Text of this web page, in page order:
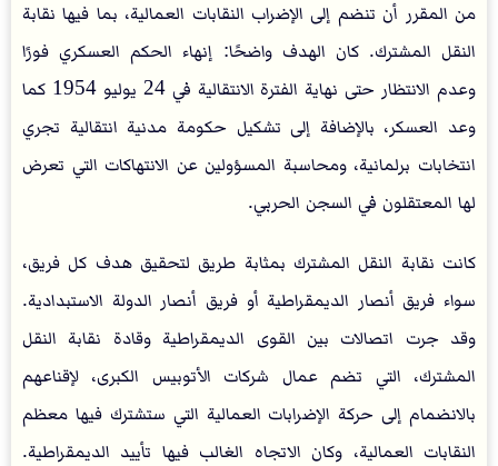
من المقرر أن تنضم إلى الإضراب النقابات العمالية، بما فيها نقابة
النقل المشترك. كان الهدف واضحًا: إنهاء الحكم العسكري فورًا
وعدم الانتظار حتى نهاية الفترة الانتقالية في 24 يوليو 1954 كما
وعد العسكر، بالإضافة إلى تشكيل حكومة مدنية انتقالية تجري
انتخابات برلمانية، ومحاسبة المسؤولين عن الانتهاكات التي تعرض
لها المعتقلون في السجن الحربي.
كانت نقابة النقل المشترك بمثابة طريق لتحقيق هدف كل فريق،
سواء فريق أنصار الديمقراطية أو فريق أنصار الدولة الاستبدادية.
وقد جرت اتصالات بين القوى الديمقراطية وقادة نقابة النقل
المشترك، التي تضم عمال شركات الأتوبيس الكبرى، لإقناعهم
بالانضمام إلى حركة الإضرابات العمالية التي ستشترك فيها معظم
النقابات العمالية، وكان الاتجاه الغالب فيها تأييد الديمقراطية.